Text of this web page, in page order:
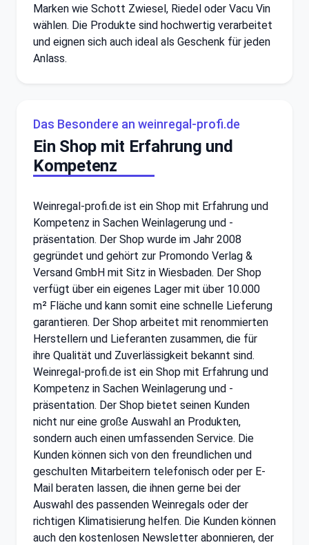
Marken wie Schott Zwiesel, Riedel oder Vacu Vin
wählen. Die Produkte sind hochwertig verarbeitet
und eignen sich auch ideal als Geschenk für jeden
Anlass.
Das Besondere an weinregal-profi.de
Ein Shop mit Erfahrung und
Kompetenz
Weinregal-profi.de ist ein Shop mit Erfahrung und
Kompetenz in Sachen Weinlagerung und -
präsentation. Der Shop wurde im Jahr 2008
gegründet und gehört zur Promondo Verlag &
Versand GmbH mit Sitz in Wiesbaden. Der Shop
verfügt über ein eigenes Lager mit über 10.000
m² Fläche und kann somit eine schnelle Lieferung
garantieren. Der Shop arbeitet mit renommierten
Herstellern und Lieferanten zusammen, die für
ihre Qualität und Zuverlässigkeit bekannt sind.
Weinregal-profi.de ist ein Shop mit Erfahrung und
Kompetenz in Sachen Weinlagerung und -
präsentation. Der Shop bietet seinen Kunden
nicht nur eine große Auswahl an Produkten,
sondern auch einen umfassenden Service. Die
Kunden können sich von den freundlichen und
geschulten Mitarbeitern telefonisch oder per E-
Mail beraten lassen, die ihnen gerne bei der
Auswahl des passenden Weinregals oder der
richtigen Klimatisierung helfen. Die Kunden können
auch den kostenlosen Newsletter abonnieren, der